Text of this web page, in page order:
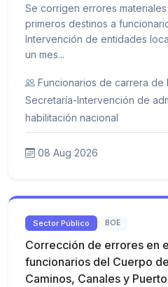
Se corrigen errores
primeros destinos a
Intervención de entidades
un mes...
Funcionarios de carrera de
Secretaría-Intervención de
habilitación nacional
08 Aug 2026
Sector Público BOE
Corrección de errores en
funcionarios del Cuerpo
Caminos, Canales y